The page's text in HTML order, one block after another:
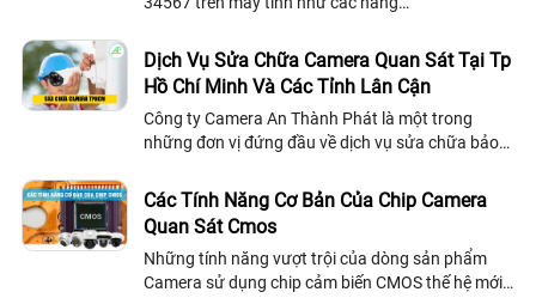
làm theo hướng dẫn để thực hiện
Dịch Vụ Sửa Chữa Camera Quan Sát Tại Tp
Hồ Chí Minh Và Các Tỉnh Lân Cận
Công ty Camera An Thành Phát là một trong
những đơn vị đứng đầu về dịch vụ sửa chữa bảo
minh và các tỉnh lân cận. Với đội ngũ kỹ thuật viên
chuyên nghiệp, nhiều năm kinh nghiệm, tận tình
chu đáo sẽ giúp giúp bạn nhanh chóng tháo gỡ và
khắc phục mọi sự cố bạn đang gặp phải với hệ
thống Camera quan sát của mình
Các Tính Năng Cơ Bản Của Chip Camera
Quan Sát Cmos
Những tính năng vượt trội của dòng sản phẩm
Camera sử dụng chip cảm biến CMOS thế hệ mới